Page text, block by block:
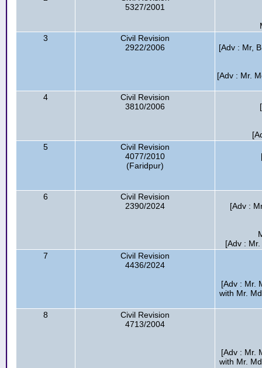
5327/2001
3
Civil Revision
2922/2006
[Adv : Mr,
[Adv : Mr.
4
Civil Revision
3810/2006
5
Civil Revision
4077/2010
(Faridpur)
6
Civil Revision
2390/2024
[Adv :
[Adv :
7
Civil Revision
4436/2024
[Adv : Mr.
with Mr.
8
Civil Revision
4713/2004
[Adv : Mr.
with Mr.